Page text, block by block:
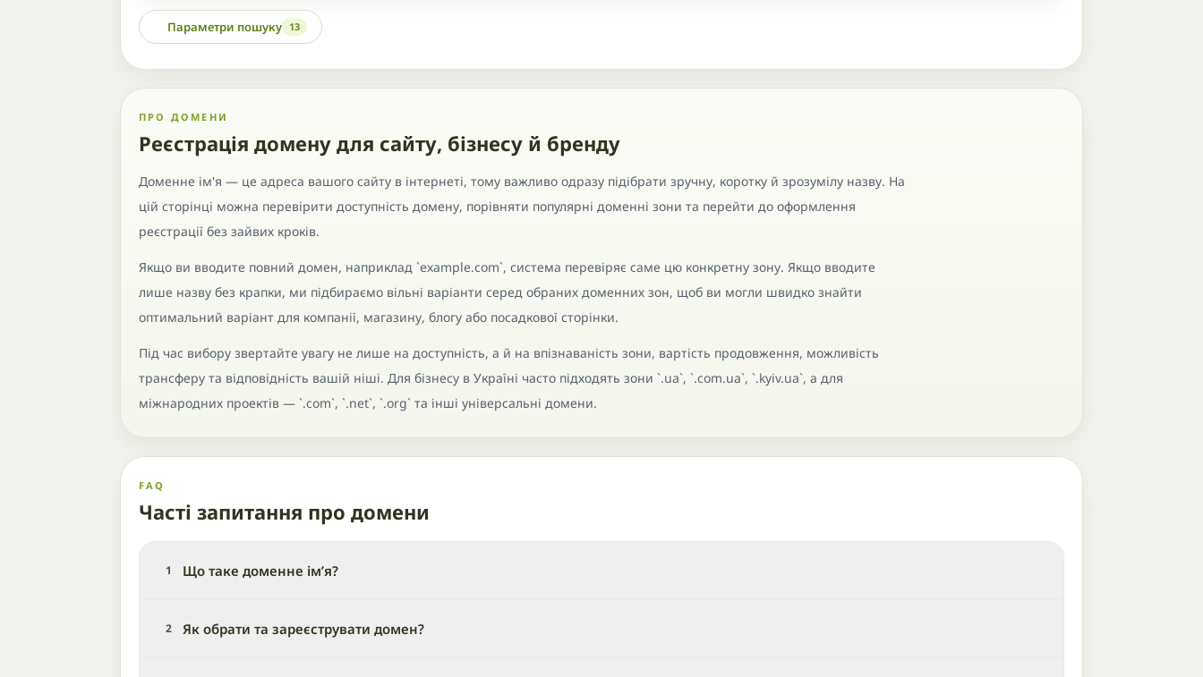
Параметри пошуку 13
ПРО ДОМЕНИ
Реєстрація домену для сайту, бізнесу й бренду
Доменне ім'я — це адреса вашого сайту в інтернеті, тому важливо одразу підібрати зручну, коротку й зрозумілу назву. На
цій сторінці можна перевірити доступність домену, порівняти популярні доменні зони та перейти до оформлення
реєстрації без зайвих кроків.
Якщо ви вводите повний домен, наприклад `example.com`, система перевіряє саме цю конкретну зону. Якщо вводите
лише назву без крапки, ми підбираємо вільні варіанти серед обраних доменних зон, щоб ви могли швидко знайти
оптимальний варіант для компанії, магазину, блогу або посадкової сторінки.
Під час вибору звертайте увагу не лише на доступність, а й на впізнаваність зони, вартість продовження, можливість
трансферу та відповідність вашій ніші. Для бізнесу в Україні часто підходять зони `.ua`, `.com.ua`, `.kyiv.ua`, а для
міжнародних проектів — `.com`, `.net`, `.org` та інші універсальні домени.
FAQ
Часті запитання про домени
1 Що таке доменне ім’я?
2 Як обрати та зареєструвати домен?